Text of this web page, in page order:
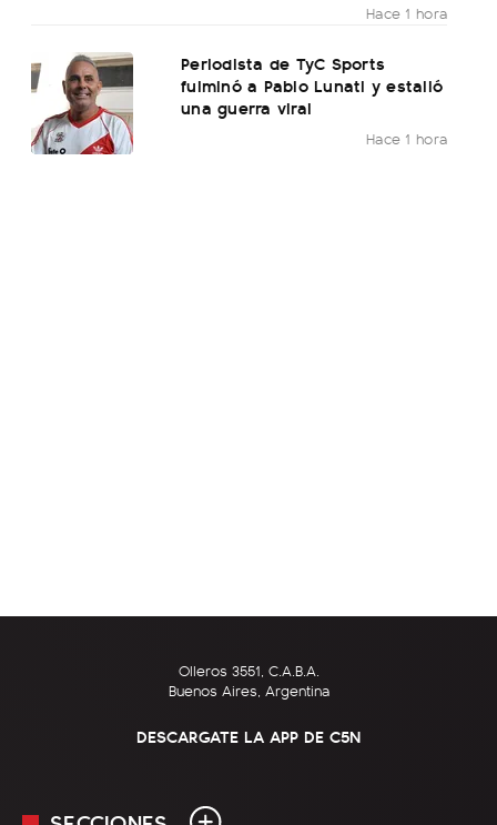
Hace 1 hora
Periodista de TyC Sports
fulminó a Pablo Lunati y estalló
una guerra viral
Hace 1 hora
Olleros 3551, C.A.B.A.
Buenos Aires, Argentina
DESCARGATE LA APP DE C5N